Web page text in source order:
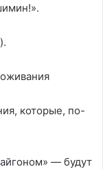
которые, по-
— будут